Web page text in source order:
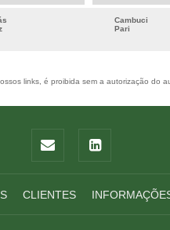
Cambuci
Pari
links, é proibida sem a autorização do
CLIENTES